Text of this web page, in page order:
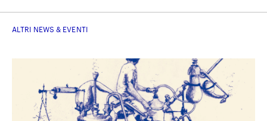
ALTRI NEWS & EVENTI